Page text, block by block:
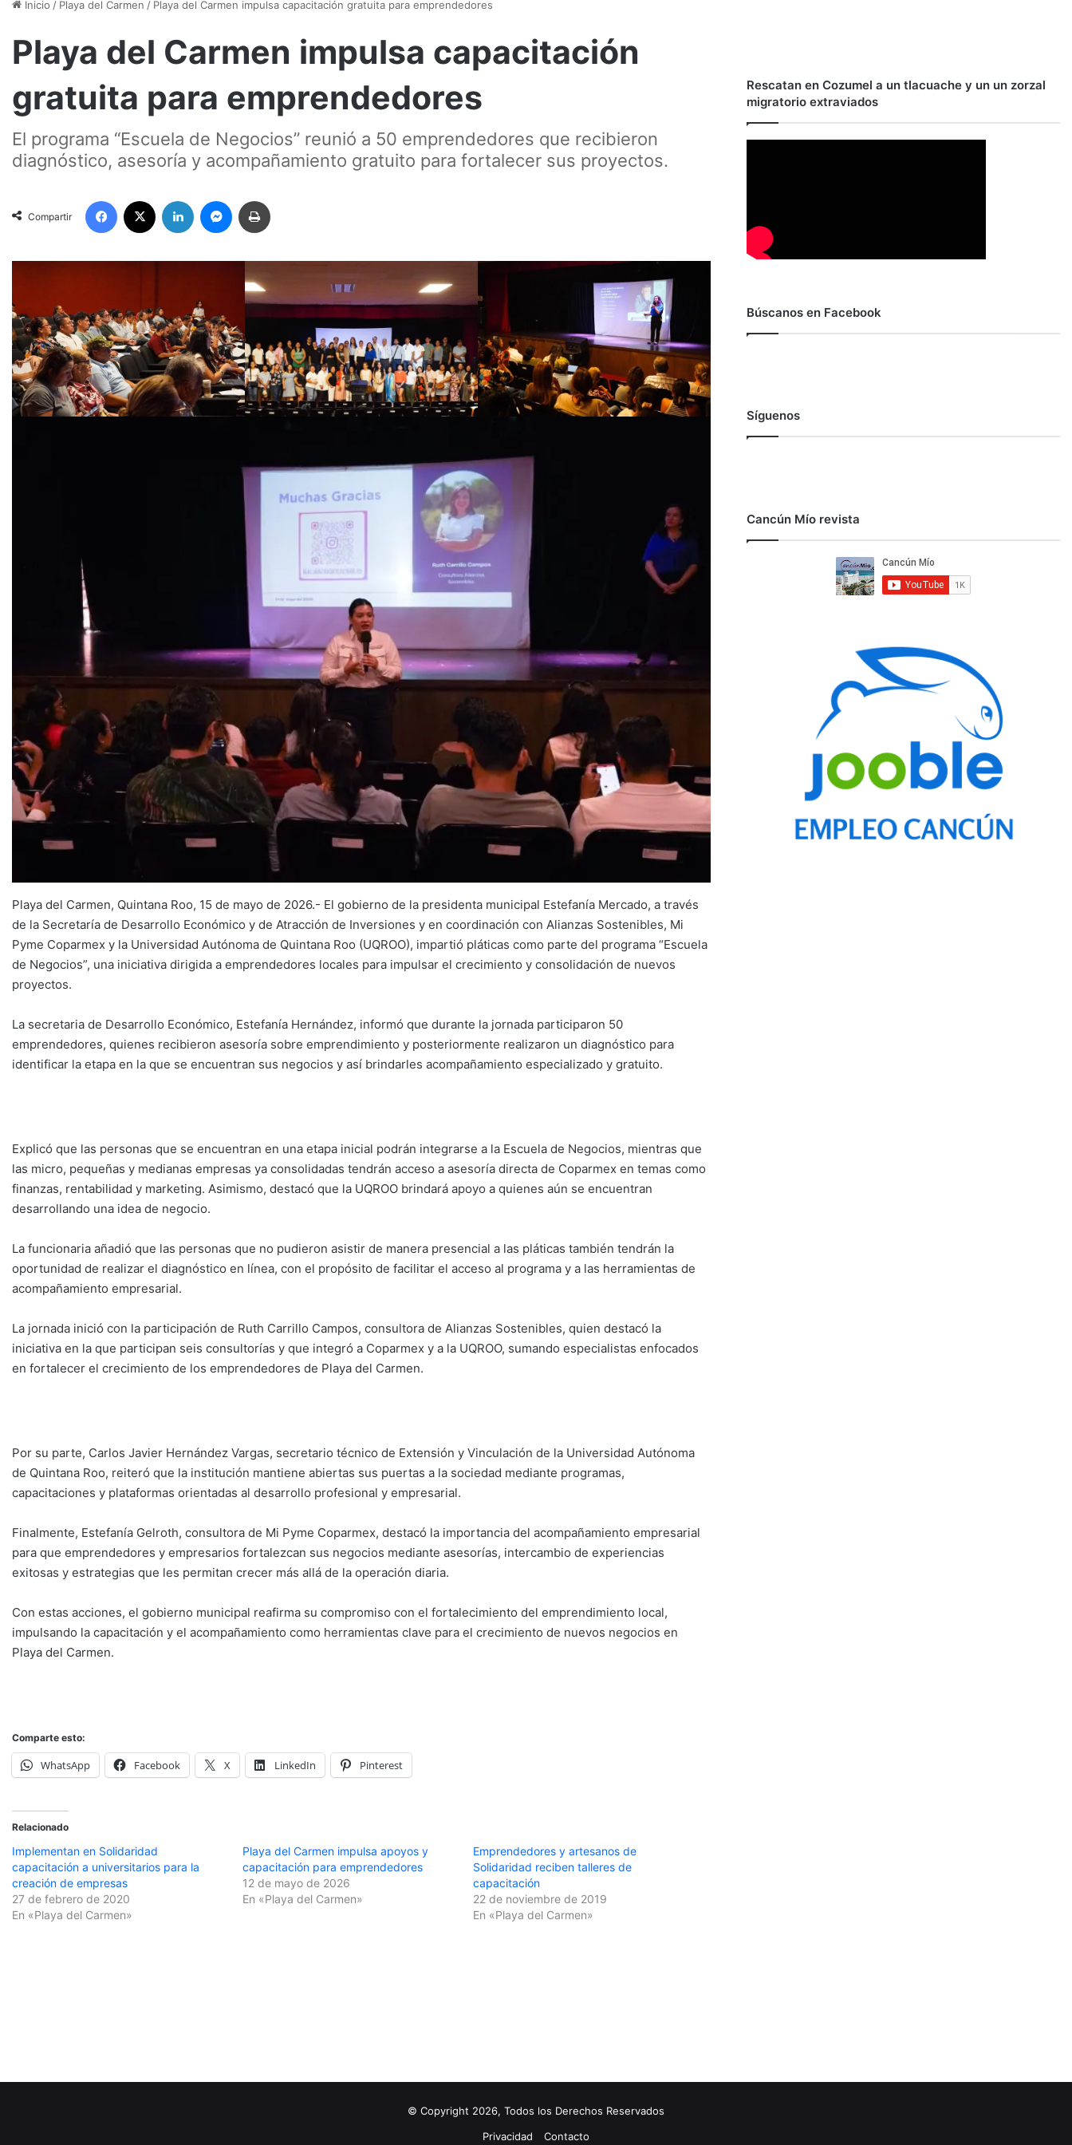
Inicio / Playa del Carmen / Playa del Carmen impulsa capacitación gratuita para emprendedores
Playa del Carmen impulsa capacitación
gratuita para emprendedores
El programa “Escuela de Negocios” reunió a 50 emprendedores que recibieron
diagnóstico, asesoría y acompañamiento gratuito para fortalecer sus proyectos.
Compartir
Facebook LinkedIn Messenger
Playa del Carmen, Quintana Roo, 15 de mayo de 2026.- El gobierno de la presidenta municipal Estefanía Mercado, a través
de la Secretaría de Desarrollo Económico y de Atracción de Inversiones y en coordinación con Alianzas Sostenibles, Mi
Pyme Coparmex y la Universidad Autónoma de Quintana Roo (UQROO), impartió pláticas como parte del programa “Escuela
de Negocios”, una iniciativa dirigida a emprendedores locales para impulsar el crecimiento y consolidación de nuevos
proyectos.
La secretaria de Desarrollo Económico, Estefanía Hernández, informó que durante la jornada participaron 50
emprendedores, quienes recibieron asesoría sobre emprendimiento y posteriormente realizaron un diagnóstico para
identificar la etapa en la que se encuentran sus negocios y así brindarles acompañamiento especializado y gratuito.
Explicó que las personas que se encuentran en una etapa inicial podrán integrarse a la Escuela de Negocios, mientras que
las micro, pequeñas y medianas empresas ya consolidadas tendrán acceso a asesoría directa de Coparmex en temas como
finanzas, rentabilidad y marketing. Asimismo, destacó que la UQROO brindará apoyo a quienes aún se encuentran
desarrollando una idea de negocio.
La funcionaria añadió que las personas que no pudieron asistir de manera presencial a las pláticas también tendrán la
oportunidad de realizar el diagnóstico en línea, con el propósito de facilitar el acceso al programa y a las herramientas de
acompañamiento empresarial.
La jornada inició con la participación de Ruth Carrillo Campos, consultora de Alianzas Sostenibles, quien destacó la
iniciativa en la que participan seis consultorías y que integró a Coparmex y a la UQROO, sumando especialistas enfocados
en fortalecer el crecimiento de los emprendedores de Playa del Carmen.
Por su parte, Carlos Javier Hernández Vargas, secretario técnico de Extensión y Vinculación de la Universidad Autónoma
de Quintana Roo, reiteró que la institución mantiene abiertas sus puertas a la sociedad mediante programas,
capacitaciones y plataformas orientadas al desarrollo profesional y empresarial.
Finalmente, Estefanía Gelroth, consultora de Mi Pyme Coparmex, destacó la importancia del acompañamiento empresarial
para que emprendedores y empresarios fortalezcan sus negocios mediante asesorías, intercambio de experiencias
exitosas y estrategias que les permitan crecer más allá de la operación diaria.
Con estas acciones, el gobierno municipal reafirma su compromiso con el fortalecimiento del emprendimiento local,
impulsando la capacitación y el acompañamiento como herramientas clave para el crecimiento de nuevos negocios en
Playa del Carmen.
Comparte esto:
WhatsApp Facebook X LinkedIn Pinterest
Relacionado
Implementan en Solidaridad
capacitación a universitarios para la
creación de empresas
27 de febrero de 2020
En «Playa del Carmen»
Playa del Carmen impulsa apoyos y
capacitación para emprendedores
12 de mayo de 2026
En «Playa del Carmen»
Emprendedores y artesanos de
Solidaridad reciben talleres de
capacitación
22 de noviembre de 2019
En «Playa del Carmen»
Rescatan en Cozumel a un tlacuache y un un zorzal
migratorio extraviados
Búscanos en Facebook
Síguenos
Cancún Mío revista
© Copyright 2026, Todos los Derechos Reservados
Privacidad
Contacto